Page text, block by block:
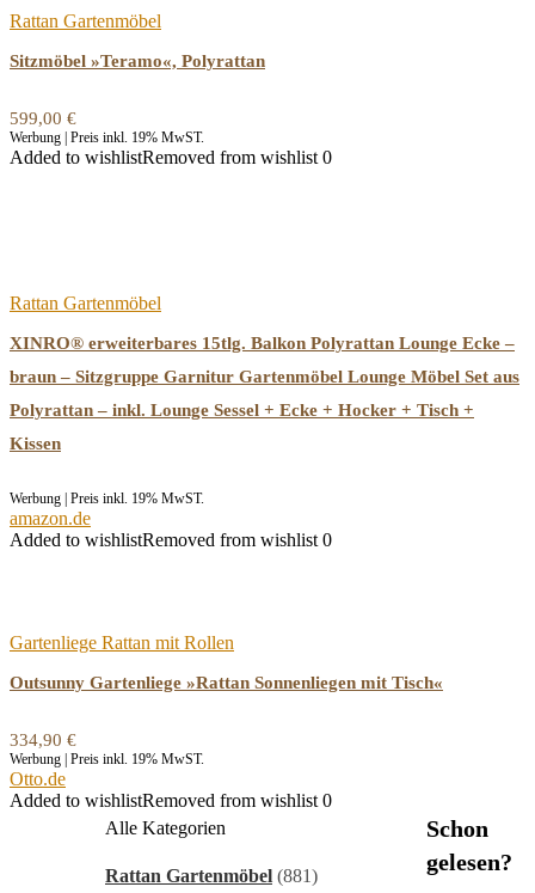
Rattan Gartenmöbel
Sitzmöbel »Teramo«, Polyrattan
599,00 €
Werbung | Preis inkl. 19% MwST.
Added to wishlistRemoved from wishlist 0
Rattan Gartenmöbel
XINRO® erweiterbares 15tlg. Balkon Polyrattan Lounge Ecke –
braun – Sitzgruppe Garnitur Gartenmöbel Lounge Möbel Set aus
Polyrattan – inkl. Lounge Sessel + Ecke + Hocker + Tisch +
Kissen
Werbung | Preis inkl. 19% MwST.
amazon.de
Added to wishlistRemoved from wishlist 0
Gartenliege Rattan mit Rollen
Outsunny Gartenliege »Rattan Sonnenliegen mit Tisch«
334,90 €
Werbung | Preis inkl. 19% MwST.
Otto.de
Added to wishlistRemoved from wishlist 0
Alle Kategorien
Rattan Gartenmöbel (881)
Schon
gelesen?